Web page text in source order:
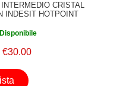
CRISTAL
INDESIT HOTPOINT
Disponibile
€30.00